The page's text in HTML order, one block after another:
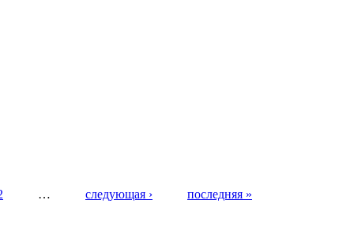
… следующая › последняя »